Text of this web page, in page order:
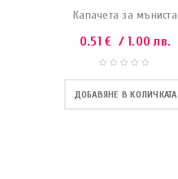
Капачета за мъниста
0.51€ / 1.00 лв.
ДОБАВЯНЕ В КОЛИЧКАТА